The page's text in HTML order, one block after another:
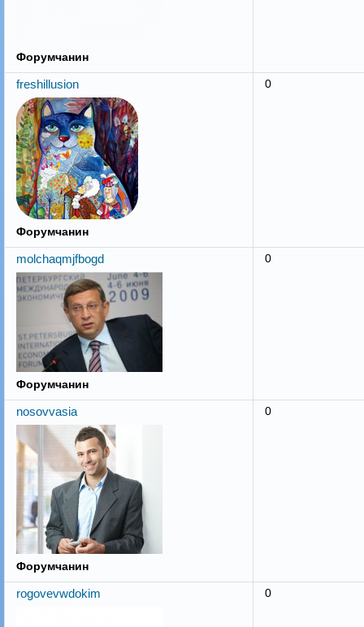
Форумчанин
freshillusion
Форумчанин
0
molchaqmjfbogd
Форумчанин
0
nosovvasia
Форумчанин
0
rogovevwdokim 0